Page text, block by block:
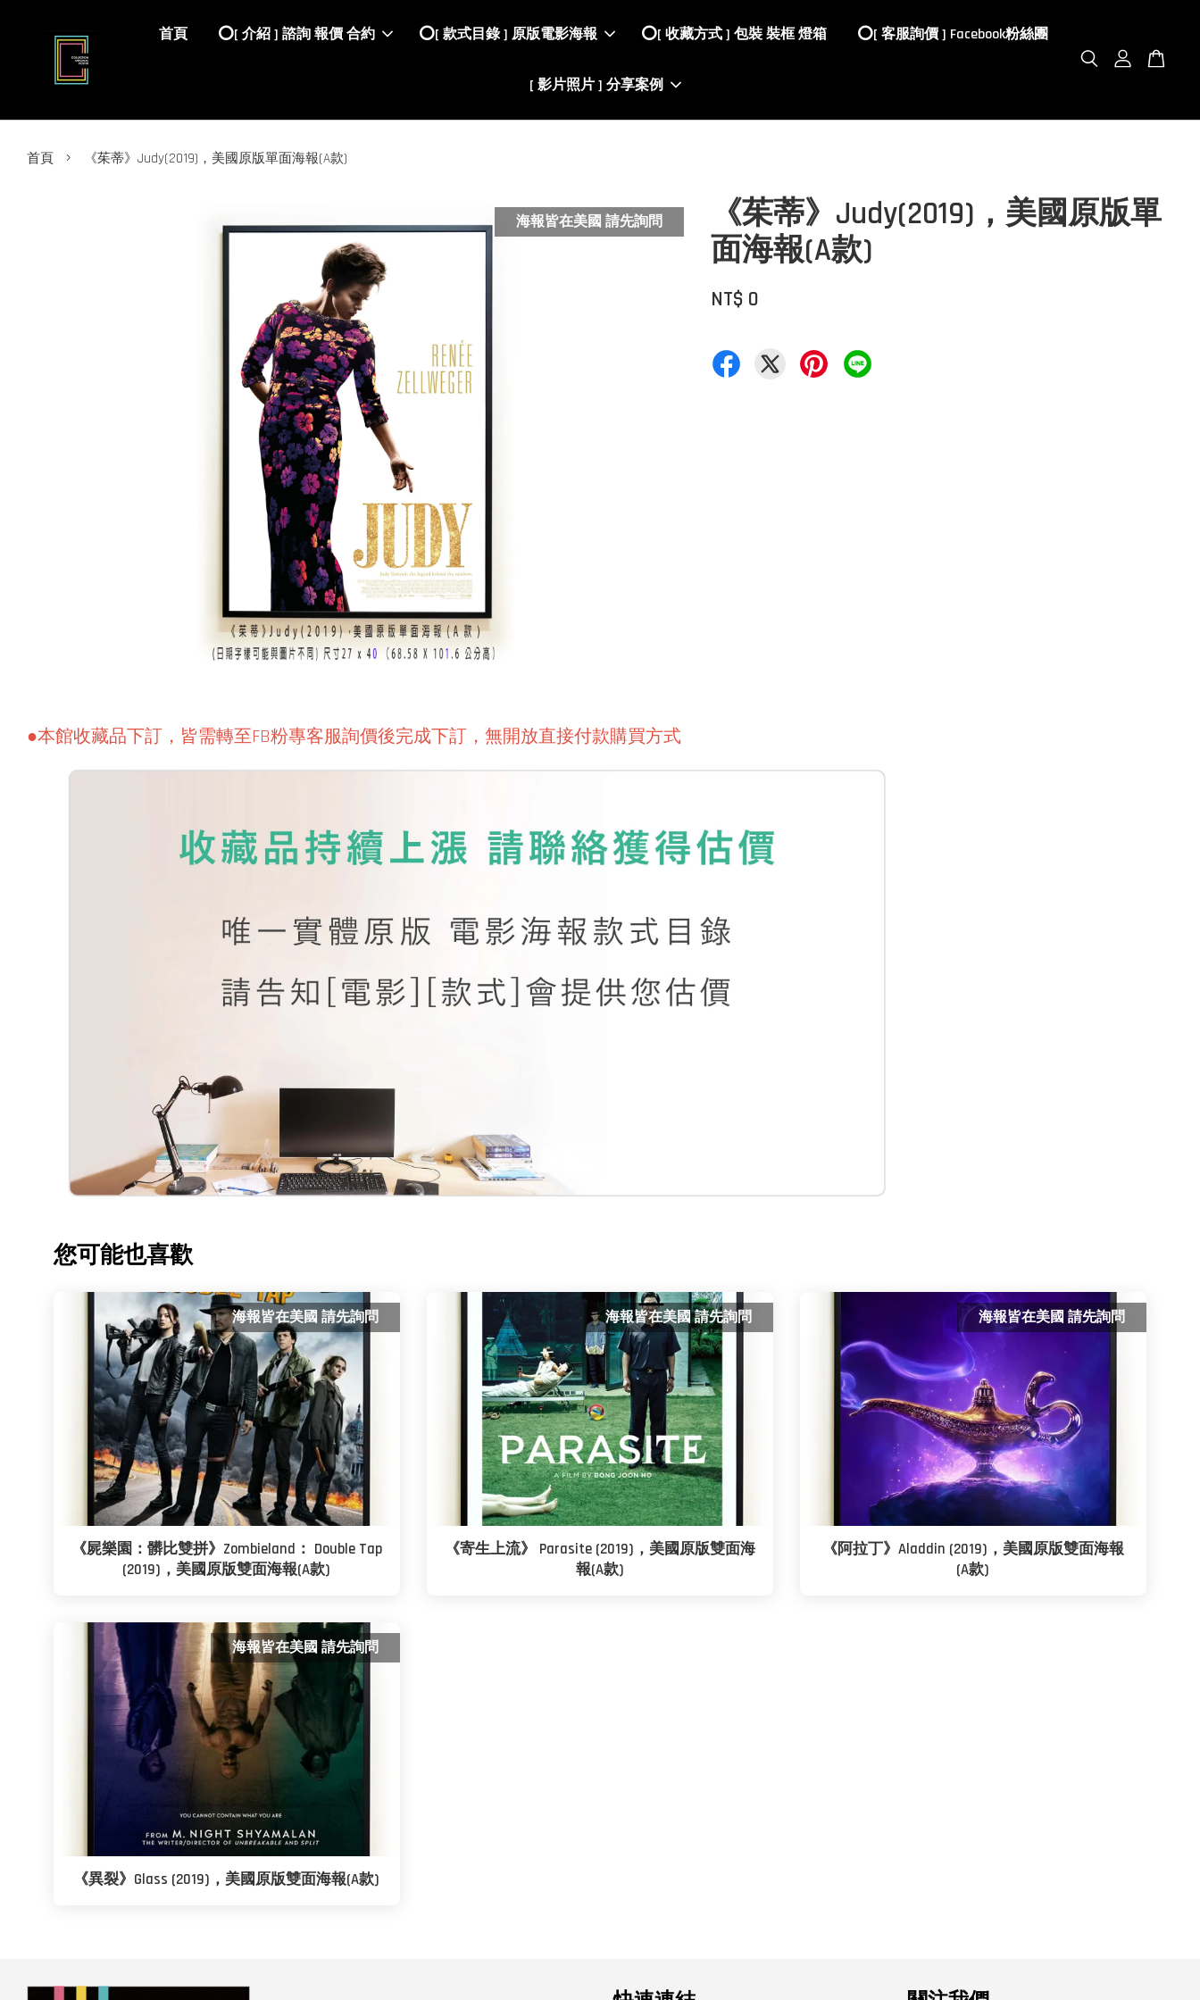
首頁 ⭕️[ 介紹 ] 諮詢 報價 合約 ⭕️[ 款式目錄 ] 原版電影海報 ⭕️[ 收藏方式 ] 包裝 裝框 燈箱 ⭕️[ 客服詢價 ] Facebook粉絲團
[ 影片照片 ] 分享案例
首頁 › 《茱蒂》Judy(2019)，美國原版單面海報(A款)
海報皆在美國 請先詢問
《茱蒂》Judy(2019)，美國原版單
面海報(A款)
NT$ 0
●本館收藏品下訂，皆需轉至FB粉專客服詢價後完成下訂，無開放直接付款購買方式
您可能也喜歡
海報皆在美國 請先詢問
《屍樂園：髒比雙拼》Zombieland： Double Tap
(2019)，美國原版雙面海報(A款)
海報皆在美國 請先詢問
《寄生上流》 Parasite (2019)，美國原版雙面海
報(A款)
海報皆在美國 請先詢問
《阿拉丁》Aladdin (2019)，美國原版雙面海報
(A款)
海報皆在美國 請先詢問
《異裂》Glass (2019)，美國原版雙面海報(A款)